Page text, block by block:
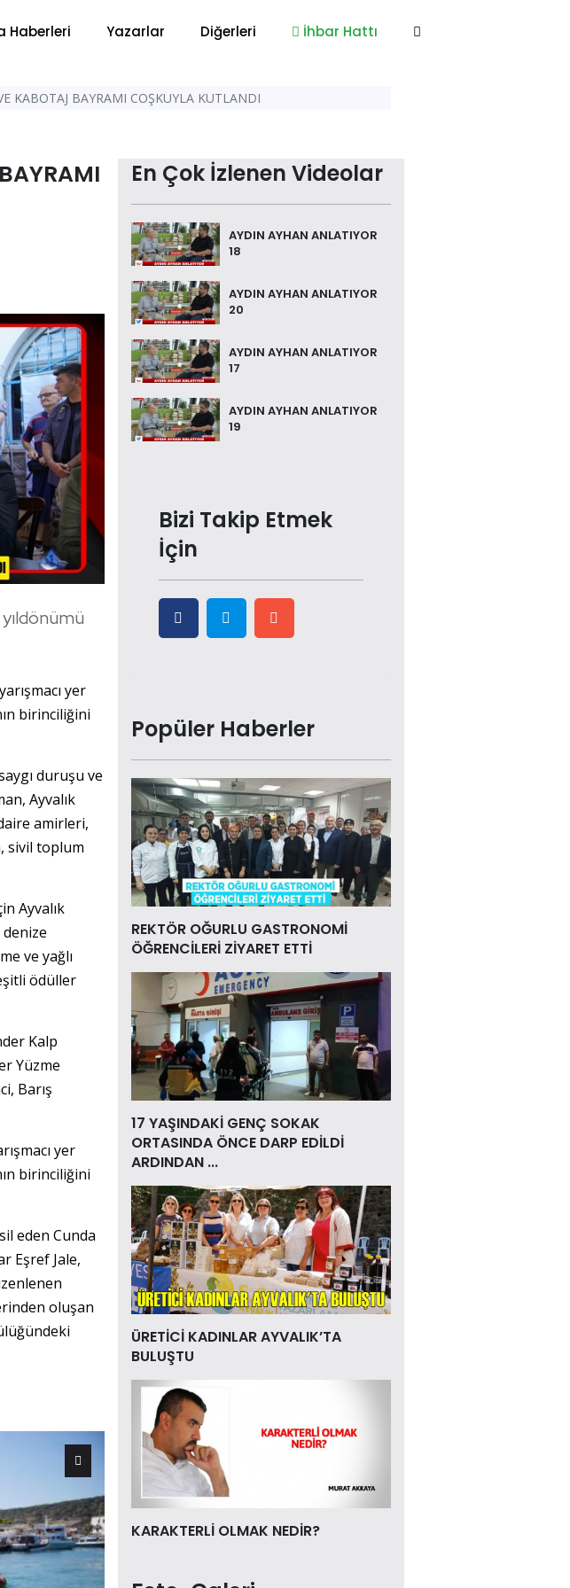
Haberleri Yazarlar Diğerleri İhbar Hattı
KABOTAJ BAYRAMI COŞKUYLA KUTLANDI
yer
birinciliğini
duruşu ve
Ayvalık
amirleri,
sivil toplum
Ayvalık
ve yağlı
ödüller
Kalp
Yüzme
Barış
yer
birinciliğini
eden Cunda
Eşref Jale,
oluşan
En Çok İzlenen Videolar
AYDIN AYHAN ANLATIYOR
18
AYDIN AYHAN ANLATIYOR
20
AYDIN AYHAN ANLATIYOR
17
AYDIN AYHAN ANLATIYOR
19
Bizi Takip Etmek
İçin
Popüler Haberler
REKTÖR OĞURLU GASTRONOMİ
ÖĞRENCİLERİ ZİYARET ETTİ
17 YAŞINDAKİ GENÇ SOKAK
ORTASINDA ÖNCE DARP EDİLDİ
ARDINDAN ...
ÜRETİCİ KADINLAR AYVALIK’TA
BULUŞTU
KARAKTERLİ OLMAK NEDİR?